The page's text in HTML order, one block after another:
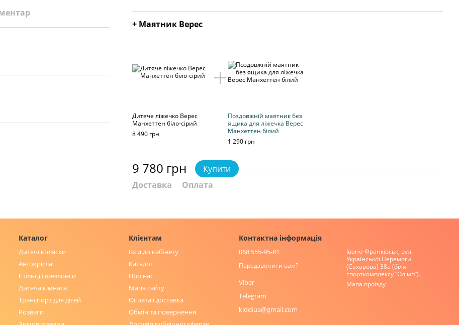
+ Маятник Верес
Дитяче ліжечко Верес
Манхеттен біло-сірий
8 490 грн
Поздовжній маятник без
ящика для ліжечка Верес
Манхеттен білий
1 290 грн
9 780 грн
Купити
Доставка
Оплата
Каталог
Дитячі коляски
Автокрісла
Стільці і шезлонги
Дитяча кімната
Транспорт для дітей
Розваги
Клієнтам
Вхід до кабінету
Каталог
Про нас
Мапа сайту
Оплата і доставка
Обмін та повернення
Контактна інформація
068 555-95-81
Передзвонити вам?
Viber
Telegram
kiddiua@gmail.com
Івано-Франківськ, вул.
Української Перемоги
(Сахарова) 38а (біля
спорткомплексу “Олімп”).
Мапа проїзду